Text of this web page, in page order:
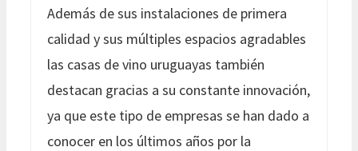
Además de sus instalaciones de primera
calidad y sus múltiples espacios agradables
las casas de vino uruguayas también
destacan gracias a su constante innovación,
ya que este tipo de empresas se han dado a
conocer en los últimos años por la